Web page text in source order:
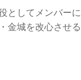
としてメンバーに
金城を改心させる